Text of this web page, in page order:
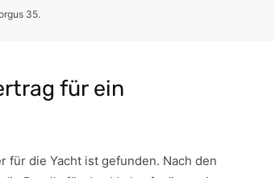
35.
für ein
für die Yacht ist gefunden. Nach den